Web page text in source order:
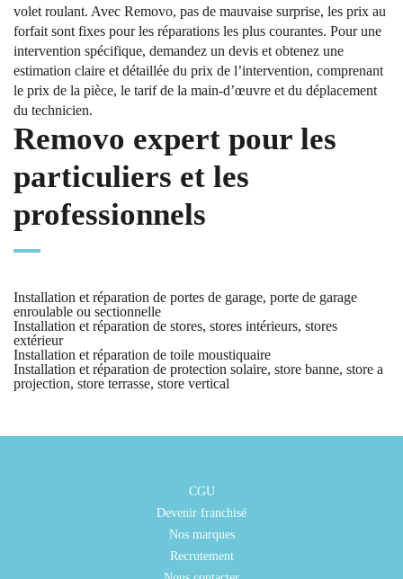
volet roulant. Avec Removo, pas de mauvaise surprise, les prix au
forfait sont fixes pour les réparations les plus courantes. Pour une
intervention spécifique, demandez un devis et obtenez une
estimation claire et détaillée du prix de l’intervention, comprenant
le prix de la pièce, le tarif de la main-d’œuvre et du déplacement
du technicien.
Removo expert pour les
particuliers et les
professionnels
Installation et réparation de portes de garage, porte de garage
enroulable ou sectionnelle
Installation et réparation de stores, stores intérieurs, stores
extérieur
Installation et réparation de toile moustiquaire
Installation et réparation de protection solaire, store banne, store a
projection, store terrasse, store vertical
CGU
Devenir franchisé
Nos marques
Recrutement